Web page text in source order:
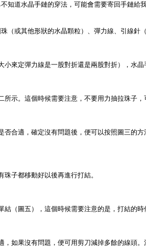
知道水晶手鏈的穿法，可能會需要寄回手鏈給
（或其他形狀的水晶顆粒）、彈力線、引線針
來定彈力線是一股對折還是兩股對折），水晶
示。這個時候需要注意，不要用力抽拉珠子，
合適，確定沒有問題後，便可以按照圖三的
子都移動好以後再進行打結。
（圖五），這個時候需要注意的是，打結的時
如果沒有問題，便可用剪刀減掉多餘的線頭。